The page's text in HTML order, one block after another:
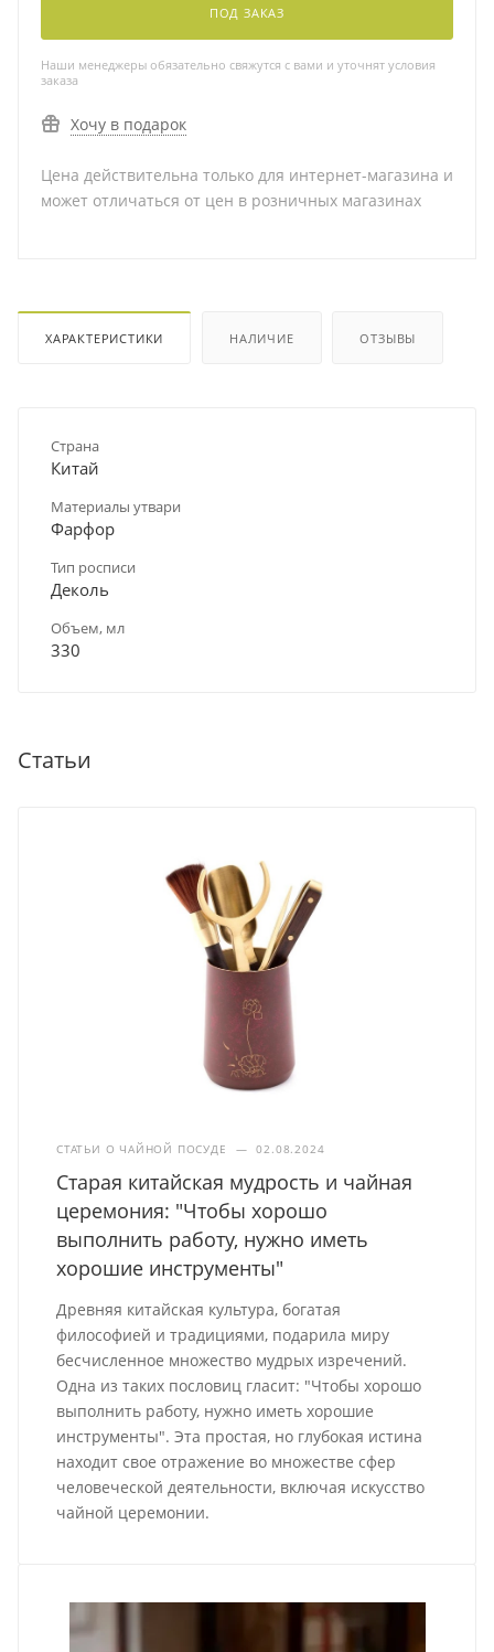
ПОД ЗАКАЗ
Наши менеджеры обязательно свяжутся с вами и уточнят условия
заказа
Хочу в подарок
Цена действительна только для интернет-магазина и
может отличаться от цен в розничных магазинах
ХАРАКТЕРИСТИКИ НАЛИЧИЕ ОТЗЫВЫ
Страна
Китай
Материалы утвари
Фарфор
Тип росписи
Деколь
Объем, мл
330
Статьи
СТАТЬИ О ЧАЙНОЙ ПОСУДЕ — 02.08.2024
Старая китайская мудрость и чайная
церемония: "Чтобы хорошо
выполнить работу, нужно иметь
хорошие инструменты"
Древняя китайская культура, богатая
философией и традициями, подарила миру
бесчисленное множество мудрых изречений.
Одна из таких пословиц гласит: "Чтобы хорошо
выполнить работу, нужно иметь хорошие
инструменты". Эта простая, но глубокая истина
находит свое отражение во множестве сфер
человеческой деятельности, включая искусство
чайной церемонии.